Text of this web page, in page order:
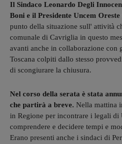
Il Sindaco Leonardo Degli
Boni e il Presidente Uncem
punto della situazione sull' attività
comunale di Cavriglia in questo
avanti anche in collaborazione con
Toscana colpiti dallo stesso
di scongiurare la chiusura.
Nel corso della serata è stata
che partirà a breve. Nella mattina
in Regione per incontrare i legali di
comprendere e decidere tempi e
Erano presenti anche i sindaci di